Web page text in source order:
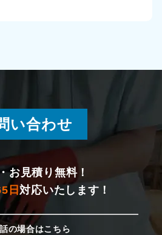
い合わせ
お見積り無料！
日対応いたします！
の場合はこちら